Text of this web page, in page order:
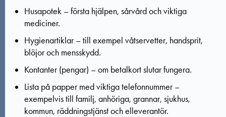
Husapotek – första hjälpen, sårvård och viktiga
mediciner.
Hygienartiklar – till exempel våtservetter, handsprit,
blöjor och mensskydd.
Kontanter (pengar) – om betalkort slutar fungera.
Lista på papper med viktiga telefonnummer –
exempelvis till familj, anhöriga, grannar, sjukhus,
kommun, räddningstjänst och elleverantör.